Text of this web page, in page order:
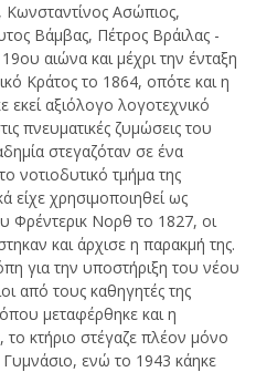
Ασώπιος,
Βάμβας, Πέτρος Βράιλας -
αιώνα και μέχρι την ένταξη
Κράτος το 1864, οπότε και η
εκεί αξιόλογο λογοτεχνικό
πνευματικές ζυμώσεις του
στεγαζόταν σε ένα
νοτιοδυτικό τμήμα της
είχε χρησιμοποιηθεί ως
Φρέντερικ Νορθ το 1827, οι
και άρχισε η παρακμή της.
για την υποστήριξη του νέου
από τους καθηγητές της
μεταφέρθηκε και η
το κτήριο στέγαζε πλέον μόνο
Γυμνάσιο, ενώ το 1943 κάηκε